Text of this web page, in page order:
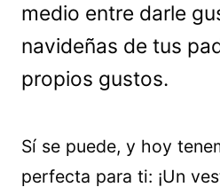
medio entre darle
navideñas de tus
propios gustos.
Sí se puede, y hoy
perfecta para ti: ¡Un